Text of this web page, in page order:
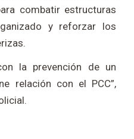
combatir estructuras
y reforzar los
la prevención de un
relación con el PCC”,